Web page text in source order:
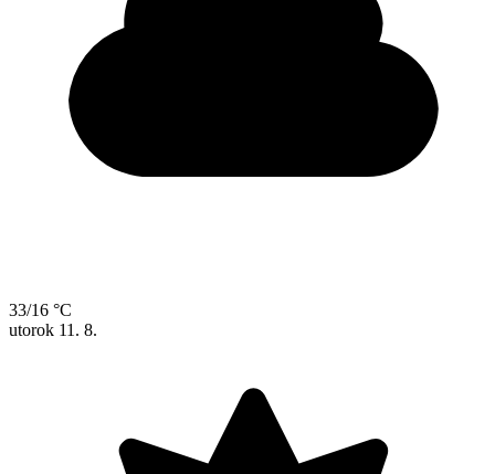
33/16 °C
utorok 11. 8.